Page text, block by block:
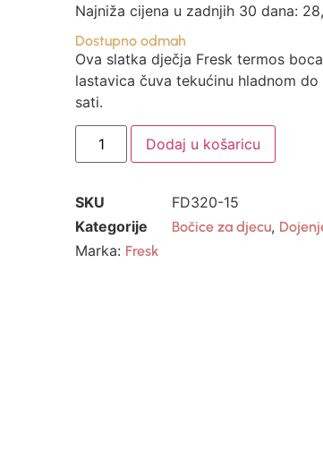
Najniža cijena u zadnjih 30 dana:
Dostupno odmah
Ova slatka dječja Fresk termos
lastavica čuva tekućinu hladnom
sati.
Dodaj u košaricu
SKU
FD320-15
Kategorije
Bočice za djecu,
Marka: Fresk